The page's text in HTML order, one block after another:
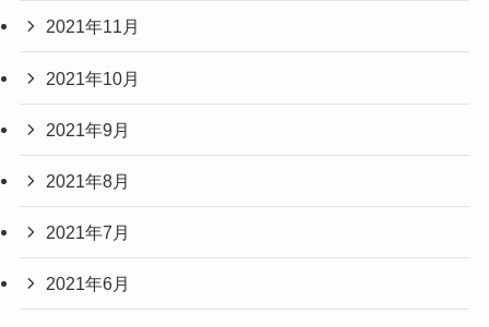
2021年11月
2021年10月
2021年9月
2021年8月
2021年7月
2021年6月